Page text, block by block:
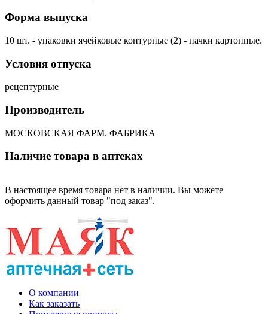
Форма выпуска
10 шт. - упаковки ячейковые контурные (2) - пачки картонные.
Условия отпуска
рецептурные
Производитель
МОСКОВСКАЯ ФАРМ. ФАБРИКА
Наличие товара в аптеках
В настоящее время товара нет в наличии. Вы можете
оформить данный товар "под заказ".
О компании
Как заказать